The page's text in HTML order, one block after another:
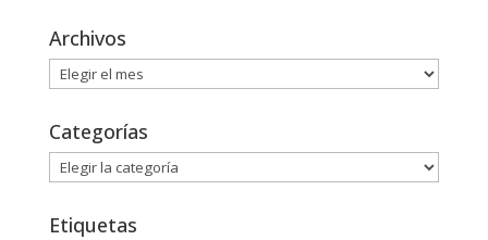
Archivos
Archivos
Categorías
Categorías
Etiquetas